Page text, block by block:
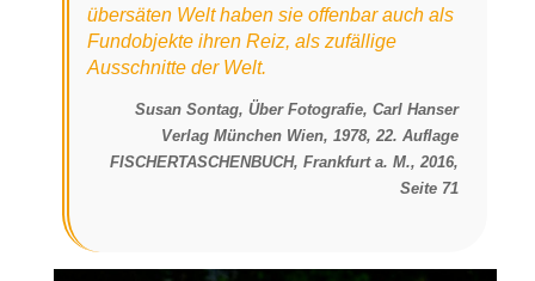
übersäten Welt haben sie offenbar auch als
Fundobjekte ihren Reiz, als zufällige
Ausschnitte der Welt.
Susan Sontag, Über Fotografie, Carl Hanser
Verlag München Wien, 1978, 22. Auflage
FISCHERTASCHENBUCH, Frankfurt a. M., 2016,
Seite 71